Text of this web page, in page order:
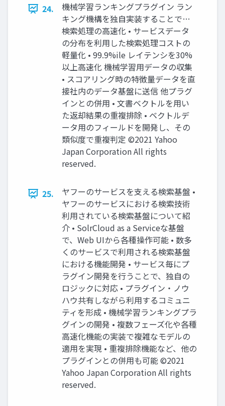
24.
機械学習ランキングプラグイン ラン
キング機構を独自実装することで…
検索処理の高速化 • サービスデータ
の分布を利用した検索処理コストの
軽量化 • 99.9%ile レイテンシを30%
以上高速化 機械学習用データの収集
• スコアリング時の特徴量データを直
接社内のデータ基盤に送信 他プラグ
インとの併用 • 文書ベクトルを用い
た返却結果の重複排除 • ベクトルデ
ータ用のフィールドを開発し、その
類似度で重複判定 ©2021 Yahoo
Japan Corporation All rights
reserved.
25.
ヤフーのサービスを支える検索基盤 •
ヤフーのサービスにおける検索技術
利用されている検索基盤について紹
介 • SolrCloud as a Serviceな基盤
で、Web UIから各種操作可能 • 数多
くのサービスで利用される検索基盤
における機能開発 • サービス毎にプ
ラグイン開発を行うことで、独自の
ロジックに対応 • プラグイン・ノウ
ハウ共有しながら利用するコミュニ
ティを形成 • 機械学習ランキングプラ
グインの開発 • 複数フェーズ化や各種
高速化機能の実装で複雑なモデルの
適用を実現 • 重複排除機能など、他の
プラグインとの併用も可能 ©2021
Yahoo Japan Corporation All rights
reserved.